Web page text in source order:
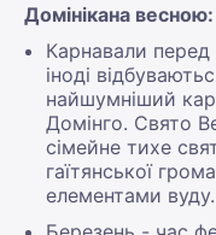
Домінікана
Карнавали
іноді
найшумніший
Домінго. Свято
сімейне тихе
гаїтянської
елементами вуду.